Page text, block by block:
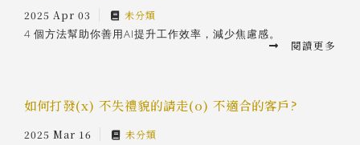
2025 Apr 03
未分類
4 個方法幫助你善用AI提升工作效率，減少焦慮感。
閱讀更多
如何打發(x) 不失禮貌的請走(o) 不適合的客戶?
2025 Mar 16
未分類